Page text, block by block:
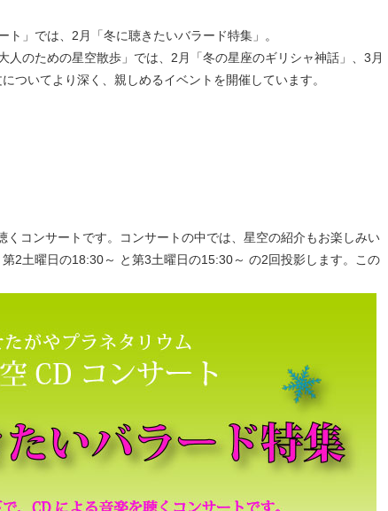
」では、2月「冬に聴きたいバラード特集」。
人のための星空散歩」では、2月「冬の星座のギリシャ神話」、3月
ついてより深く、親しめるイベントを開催しています。
くコンサートです。コンサートの中では、星空の紹介もお楽しみい
2土曜日の18:30～ と第3土曜日の15:30～ の2回投影します。この